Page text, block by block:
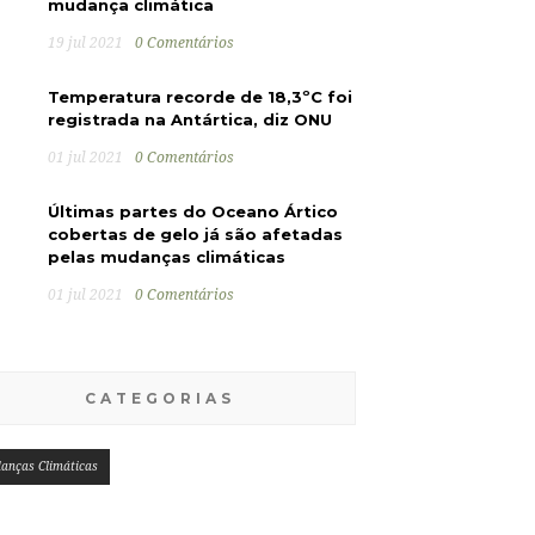
mudança climática
19 jul 2021 0 Comentários
Temperatura recorde de 18,3ºC foi
registrada na Antártica, diz ONU
01 jul 2021 0 Comentários
Últimas partes do Oceano Ártico
cobertas de gelo já são afetadas
pelas mudanças climáticas
01 jul 2021 0 Comentários
CATEGORIAS
Climáticas